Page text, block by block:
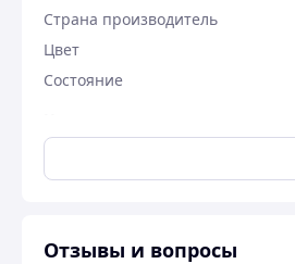
Страна производитель
Цвет
Состояние
Отзывы и вопросы